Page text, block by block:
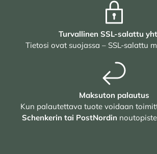
Turvallinen SSL-salattu
Tietosi ovat suojassa – SSL-salattu
Maksuton palautus
Kun palautettava tuote voidaan
Schenkerin tai PostNordin